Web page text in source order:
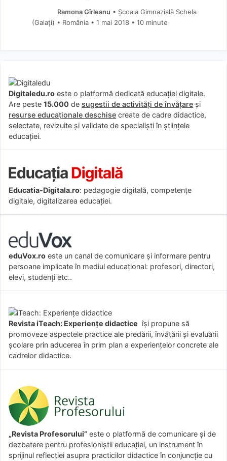
Ramona Gîrleanu • Școala Gimnazială Schela
(Galaţi) • România
1 mai 2018 • 10 minute
Digitaledu.ro este o platformă dedicată educației digitale.
Are peste 15.000 de sugestii de activități de învățare și
resurse educaționale deschise create de cadre didactice,
selectate, revizuite și validate de specialiști în științele
educației.
Educatia-Digitala.ro: pedagogie digitală, competențe
digitale, digitalizarea educației.
eduVox.ro este un canal de comunicare și informare pentru
persoane implicate în mediul educațional: profesori, directori,
elevi, studenți etc..
Revista iTeach: Experienţe didactice îşi propune să
promoveze aspectele practice ale predării, învăţării şi evaluării
şcolare prin aducerea în prim plan a experienţelor concrete ale
cadrelor didactice.
„Revista Profesorului” este o platformă de comunicare și de
dezbatere pentru profesioniștii educației, un instrument în
sprijinul reflecției asupra practicilor didactice în conjuncție cu